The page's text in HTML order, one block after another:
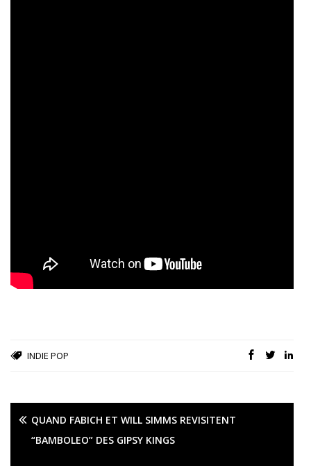
INDIE POP
QUAND FABICH ET WILL SIMMS REVISITENT
“BAMBOLEO” DES GIPSY KINGS